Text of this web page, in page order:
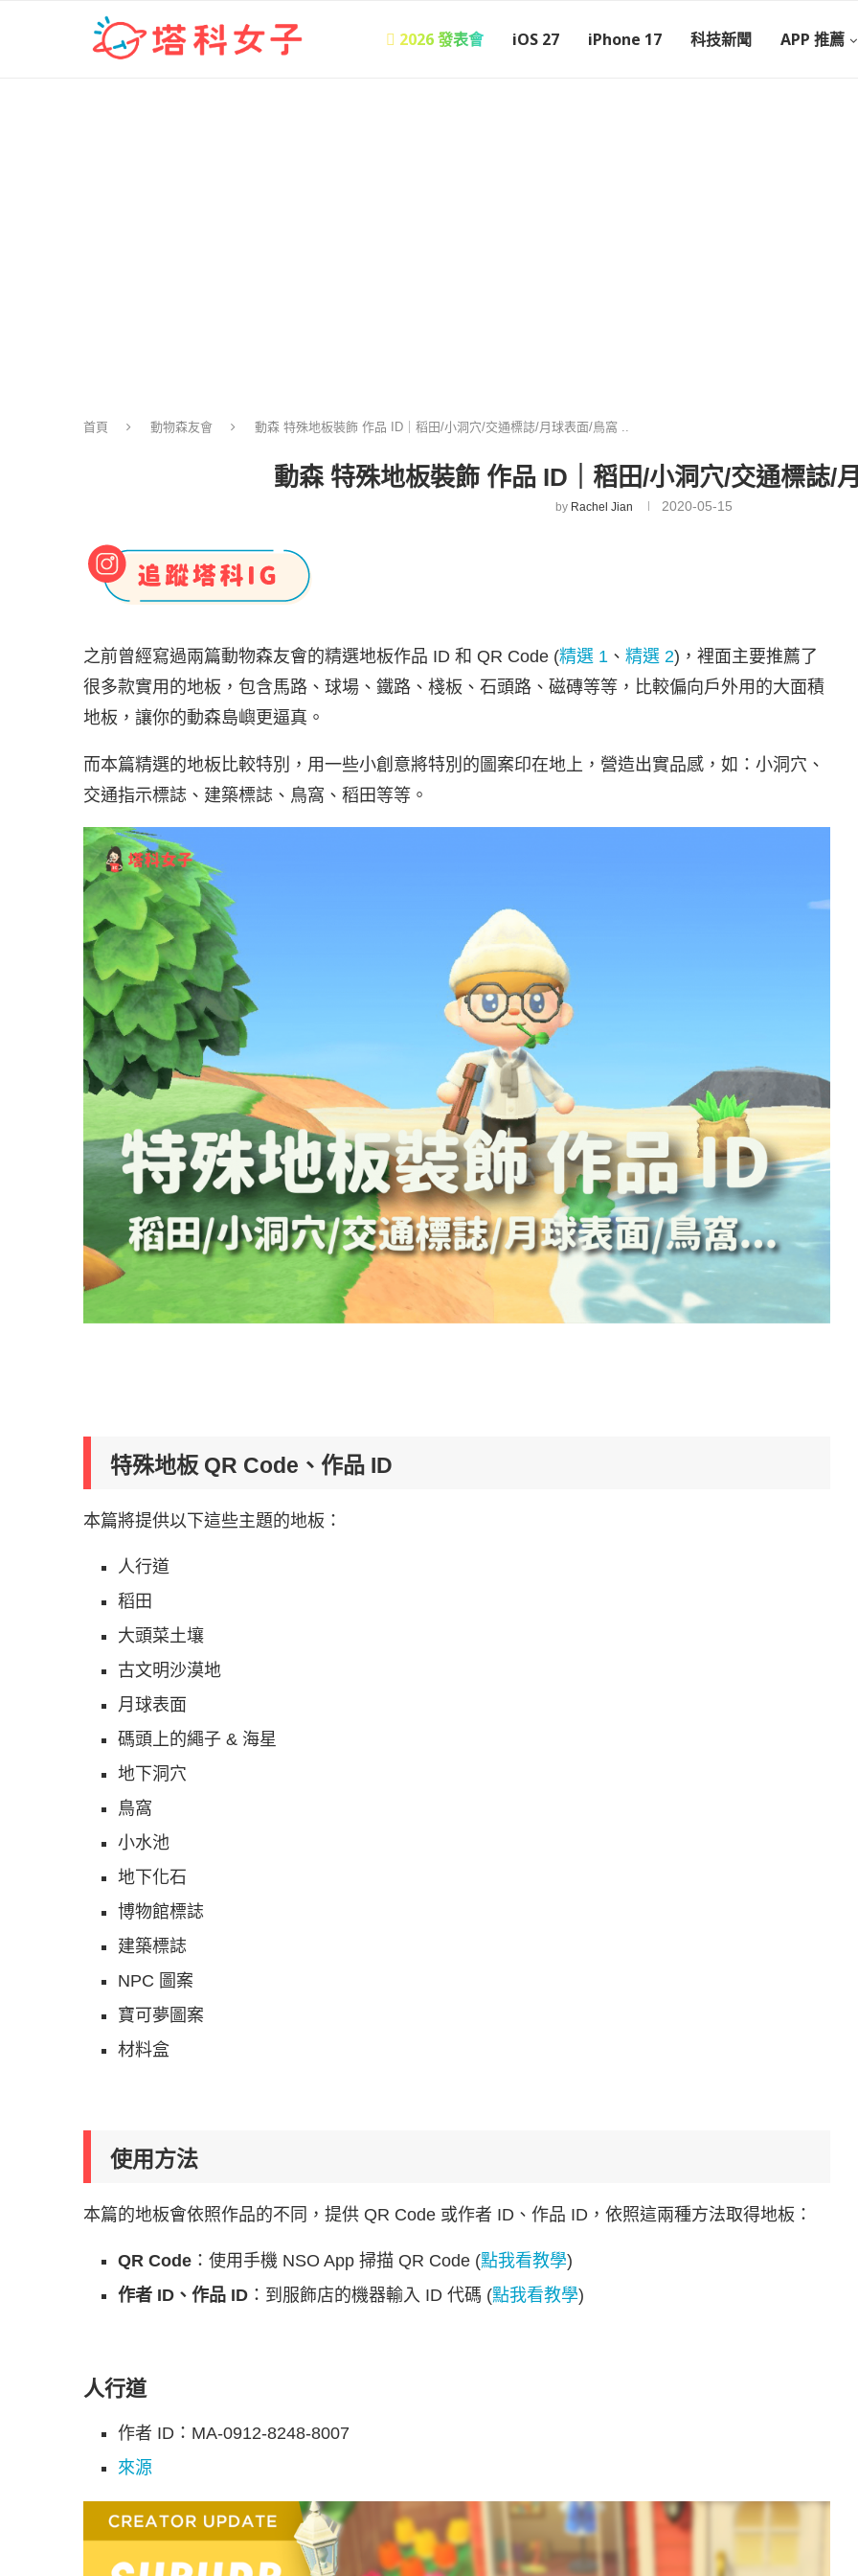
 2026 發表會 iOS 27 iPhone 17 科技新聞 APP 推薦
首頁 動物森友會 動森 特殊地板裝飾 作品 ID｜稻田/小洞穴/交通標誌/月球表面/鳥窩 ..
動森 特殊地板裝飾 作品 ID｜稻田/小洞穴/交通標誌/
by Rachel Jian 2020-05-15
之前曾經寫過兩篇動物森友會的精選地板作品 ID 和 QR Code (精選 1 、 精選 2)，裡面主要推薦了
很多款實用的地板，包含馬路、球場、鐵路、棧板、石頭路、磁磚等等，比較偏向戶外用的大面積
地板，讓你的動森島嶼更逼真。
而本篇精選的地板比較特別，用一些小創意將特別的圖案印在地上，營造出實品感，如：小洞穴、
交通指示標誌、建築標誌、鳥窩、稻田等等。
特殊地板 QR Code、作品 ID
本篇將提供以下這些主題的地板：
人行道
稻田
大頭菜土壤
古文明沙漠地
月球表面
碼頭上的繩子 & 海星
地下洞穴
鳥窩
小水池
地下化石
博物館標誌
建築標誌
NPC 圖案
寶可夢圖案
材料盒
使用方法
本篇的地板會依照作品的不同，提供 QR Code 或作者 ID、作品 ID，依照這兩種方法取得地板：
QR Code ：使用手機 NSO App 掃描 QR Code (點我看教學)
作者 ID、作品 ID ：到服飾店的機器輸入 ID 代碼 (點我看教學)
人行道
作者 ID：MA-0912-8248-8007
來源